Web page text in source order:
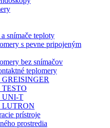
snímače teploty
s pevne pripojeným
bez snímačov
teplomery
GREISINGER
TESTO
UNI-T
LUTRON
prístroje
prostredia